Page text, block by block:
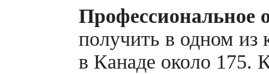
Профессиональное
получить в одном из
в Канаде около 175.